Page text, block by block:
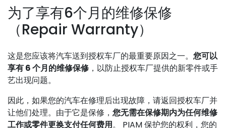
为了享有6个月的维修保修
（Repair Warranty）
这是您应该将汽车送到授权车厂的最重要原因之一。 您可以
享有 6 个月的维修保修 ，以防止授权车厂提供的新零件或手
艺出现问题。
因此，如果您的汽车在修理后出现故障，请返回授权车厂并
让他们处理。由于它是保修， 您无需在保修期内为任何维修
工作或零件更换支付任何费用。 PIAM 保护您的权利，您的